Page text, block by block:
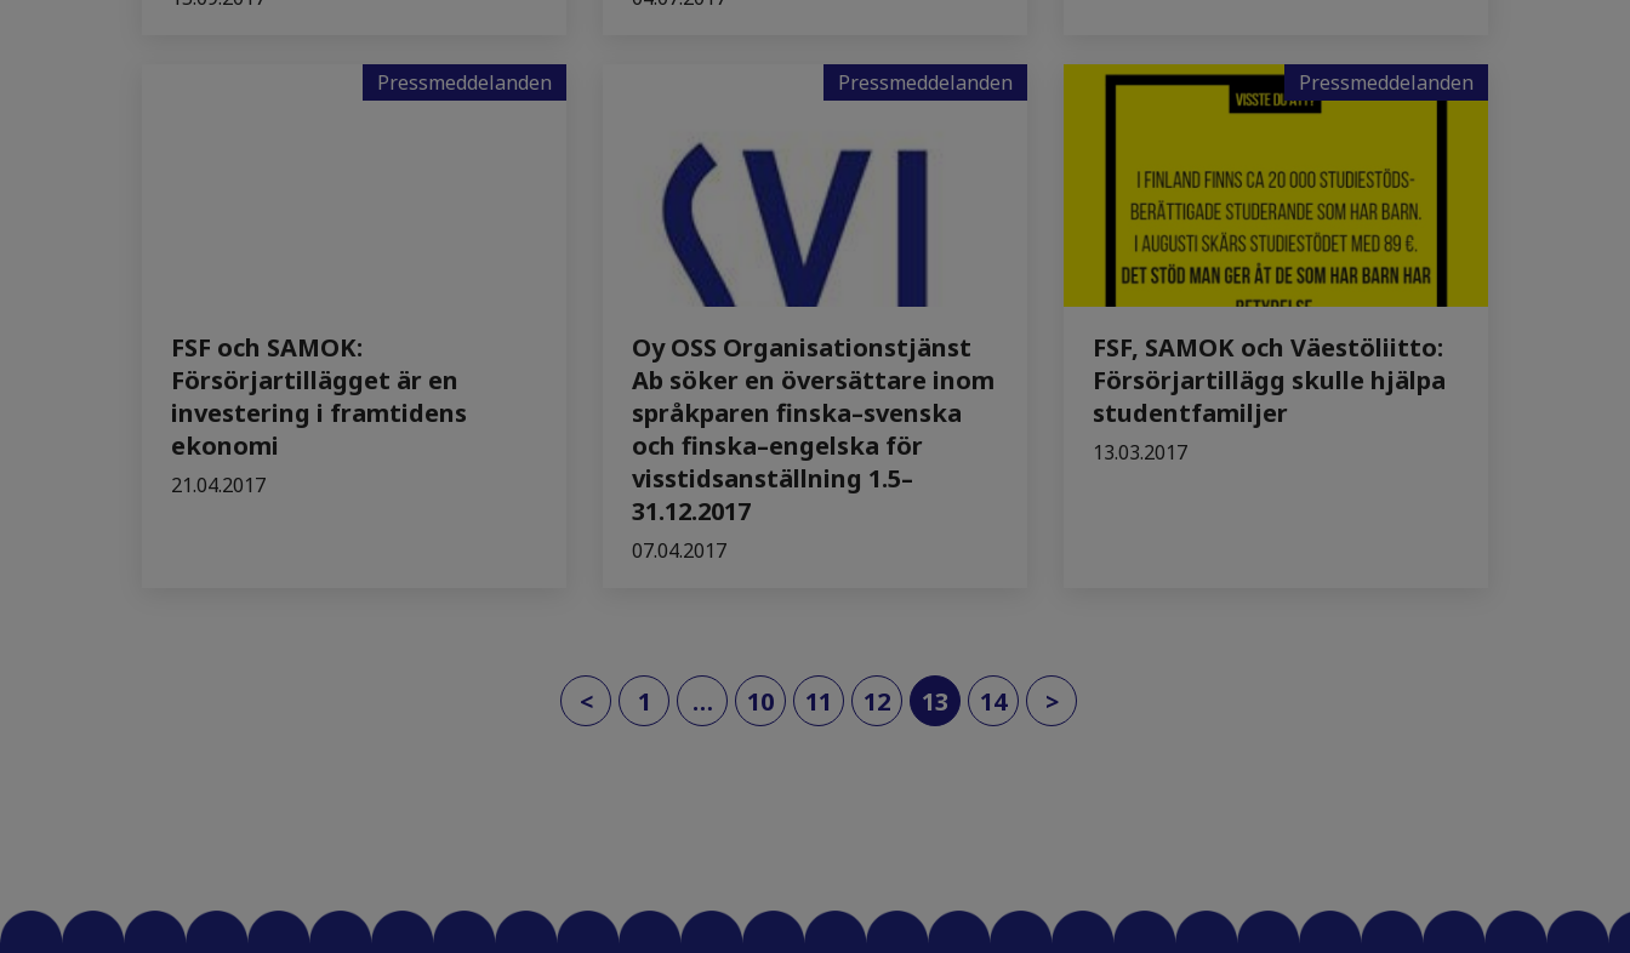
Pressmeddelanden
FSF och SAMOK:
Försörjartillägget är en
investering i framtidens
ekonomi
21.04.2017
Pressmeddelanden
Oy OSS Organisationstjänst
Ab söker en översättare inom
språkparen finska–svenska
och finska–engelska för
visstidsanställning 1.5–
31.12.2017
07.04.2017
Pressmeddelanden
FSF, SAMOK och Väestöliitto:
Försörjartillägg skulle hjälpa
studentfamiljer
13.03.2017
< 1 … 10 11 12 13 (current)
14 >